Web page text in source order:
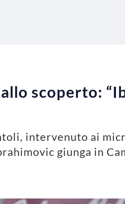
scoperto:
intervenuto ai
giunga in